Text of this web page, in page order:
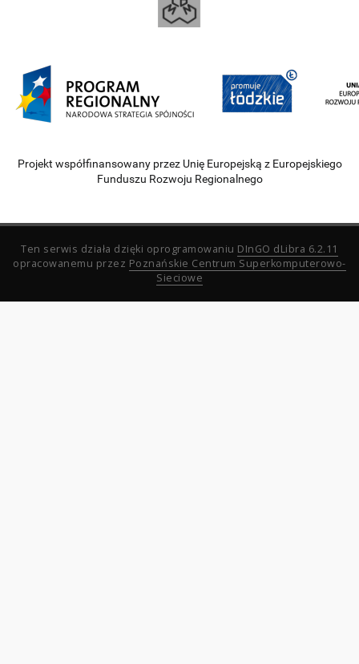
Projekt współfinansowany przez Unię Europejską z Europejskiego
Funduszu Rozwoju Regionalnego
Ten serwis działa dzięki oprogramowaniu DInGO dLibra 6.2.11
opracowanemu przez Poznańskie Centrum Superkomputerowo-
Sieciowe